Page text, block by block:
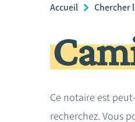
Accueil Chercher
Ce notaire est
recherchez. Vous